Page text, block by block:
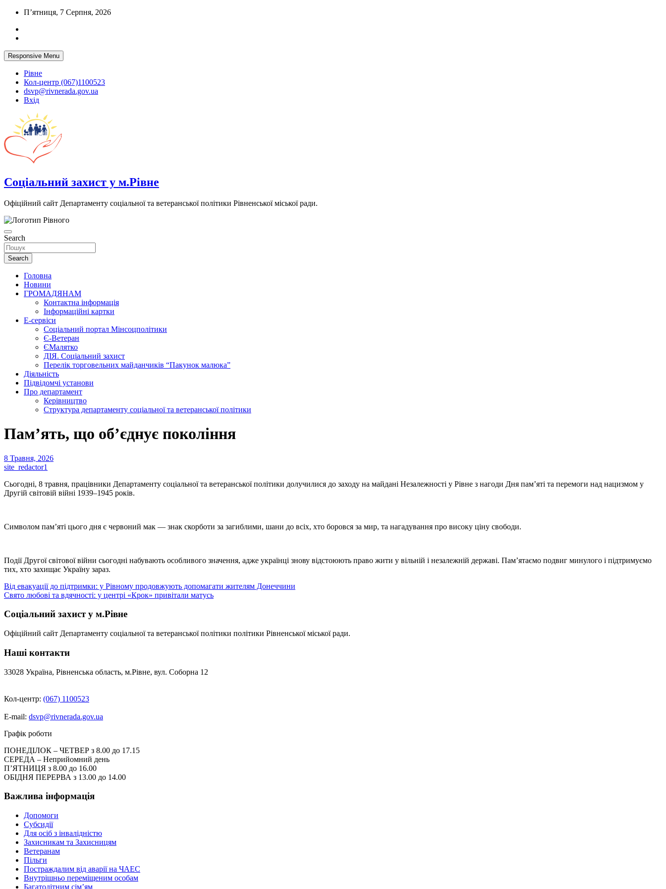
Skip
content
П’ятниця, 7 Серпня, 2026
Responsive Menu
Рівне
Кол-центр (067)1100523
dsvp@rivnerada.gov.ua
Вхід
Соціальний захист у м.Рівне
Офіційний сайт Департаменту соціальної та ветеранської політики Рівненської міської ради.
Search
Search
Головна
Новини
ГРОМАДЯНАМ
Контактна інформація
Інформаційні картки
Е-сервіси
Соціальний портал Мінсоцполітики
Є-Ветеран
ЄМалятко
ДІЯ. Соціальний захист
Перелік торговельних майданчиків “Пакунок малюка”
Діяльність
Підвідомчі установи
Про департамент
Керівництво
Структура департаменту соціальної та ветеранської політики
Пам’ять, що об’єднує покоління
8 Травня, 2026
site_redactor1
Сьогодні, 8 травня, працівники Департаменту соціальної та ветеранської політики долучилися до заходу на майдані Незалежності у Рівне з нагоди Дня пам’яті та перемоги над нацизмом у
Другій світовій війні 1939–1945 років.
Символом пам’яті цього дня є червоний мак — знак скорботи за загиблими, шани до всіх, хто боровся за мир, та нагадування про високу ціну свободи.
Події Другої світової війни сьогодні набувають особливого значення, адже українці знову відстоюють право жити у вільній і незалежній державі. Пам’ятаємо подвиг минулого і підтримуємо
тих, хто захищає Україну зараз.
Навігація
записів
Від евакуації до підтримки: у Рівному продовжують допомагати жителям Донеччини
Свято любові та вдячності: у центрі «Крок» привітали матусь
Соціальний захист у м.Рівне
Офіційний сайт Департаменту соціальної та ветеранської політики політики Рівненської міської ради.
Наші контакти
33028 Україна, Рівненська область, м.Рівне, вул. Соборна 12
Кол-центр: (067) 1100523
E-mail: dsvp@rivnerada.gov.ua
Графік роботи
ПОНЕДІЛОК – ЧЕТВЕР з 8.00 до 17.15
СЕРЕДА – Неприйомний день
П’ЯТНИЦЯ з 8.00 до 16.00
ОБІДНЯ ПЕРЕРВА з 13.00 до 14.00
Важлива інформація
Допомоги
Субсидії
Для осіб з інвалідністю
Захисникам та Захисницям
Ветеранам
Пільги
Постраждалим від аварії на ЧАЕС
Внутрішньо переміщеним особам
Багатодітним сім’ям